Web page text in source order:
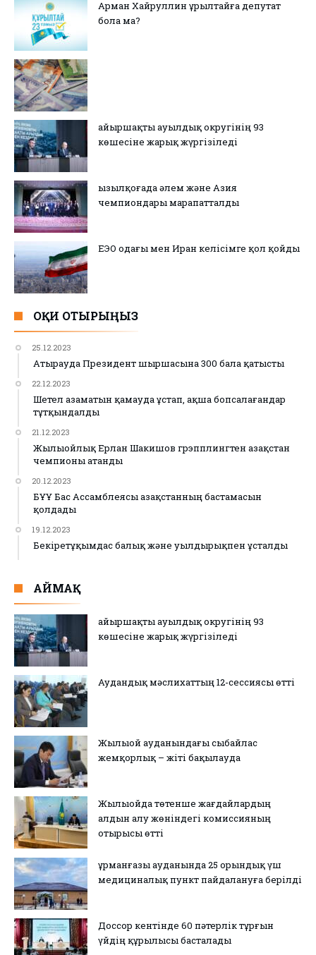
Арман Хайруллин Құрылтайға депутат
бола ма?
Қайыршақты ауылдық округінің 93
көшесіне жарық жүргізіледі
Қызылқоғада әлем және Азия
чемпиондары марапатталды
ЕЭО одағы мен Иран келісімге қол қойды
ОҚИ ОТЫРЫҢЫЗ
25.12.2023
Атырауда Президент шыршасына 300 бала қатысты
22.12.2023
Шетел азаматын қамауда ұстап, ақша бопсалағандар
тұтқындалды
21.12.2023
Жылыойлық Ерлан Шакишов грэпплингтен Қазақстан
чемпионы атанды
20.12.2023
БҰҰ Бас Ассамблеясы Қазақстанның бастамасын
қолдады
19.12.2023
Бекіретұқымдас балық және уылдырықпен ұсталды
АЙМАҚ
Қайыршақты ауылдық округінің 93
көшесіне жарық жүргізіледі
Аудандық мәслихаттың 12-сессиясы өтті
Жылыой ауданындағы сыбайлас
жемқорлық – жіті бақылауда
Жылыойда төтенше жағдайлардың
алдын алу жөніндегі комиссияның
отырысы өтті
Құрманғазы ауданында 25 орындық үш
медициналық пункт пайдалануға берілді
Доссор кентінде 60 пәтерлік тұрғын
үйдің құрылысы басталады